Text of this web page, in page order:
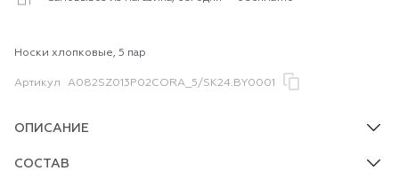
Носки хлопковые, 5 пар
Артикул A082SZ013P02CORA_5/SK24.BY0001
ОПИСАНИЕ
СОСТАВ